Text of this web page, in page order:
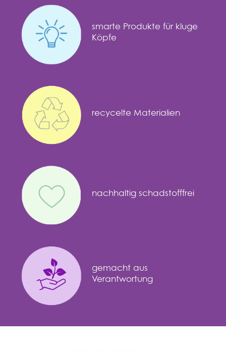
smarte Produkte für kluge
Köpfe
recycelte Materialien
nachhaltig schadstofffrei
gemacht aus
Verantwortung